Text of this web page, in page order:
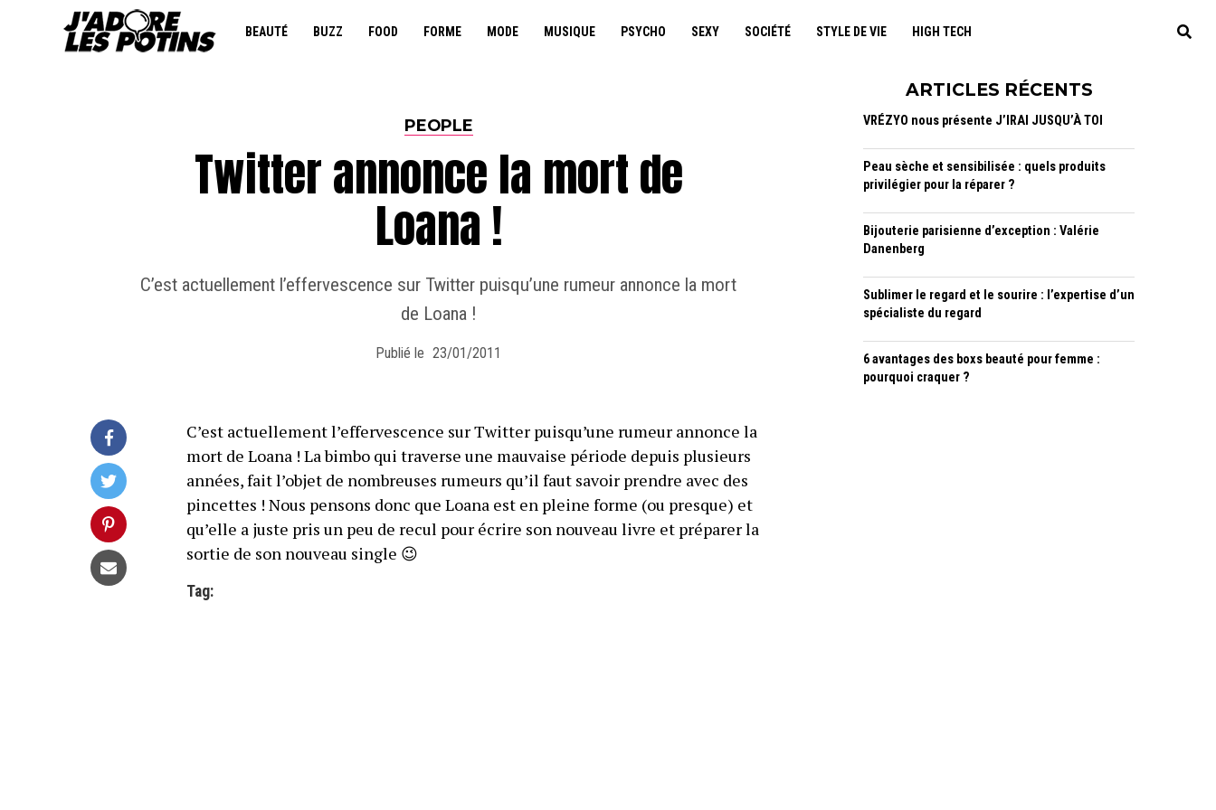
BEAUTÉ BUZZ FOOD FORME MODE MUSIQUE PSYCHO SEXY SOCIÉTÉ STYLE DE VIE HIGH TECH
PEOPLE
Twitter annonce la mort de
Loana !
C’est actuellement l’effervescence sur Twitter puisqu’une rumeur annonce la mort
de Loana !
Publié le 23/01/2011
C’est actuellement l’effervescence sur Twitter puisqu’une rumeur annonce la
mort de Loana ! La bimbo qui traverse une mauvaise période depuis plusieurs
années, fait l’objet de nombreuses rumeurs qu’il faut savoir prendre avec des
pincettes ! Nous pensons donc que Loana est en pleine forme (ou presque) et
qu’elle a juste pris un peu de recul pour écrire son nouveau livre et préparer la
sortie de son nouveau single 😉
Tag:
ARTICLES RÉCENTS
VRÉZYO nous présente J’IRAI JUSQU’À TOI
Peau sèche et sensibilisée : quels produits
privilégier pour la réparer ?
Bijouterie parisienne d’exception : Valérie
Danenberg
Sublimer le regard et le sourire : l’expertise d’un
spécialiste du regard
6 avantages des boxs beauté pour femme :
pourquoi craquer ?